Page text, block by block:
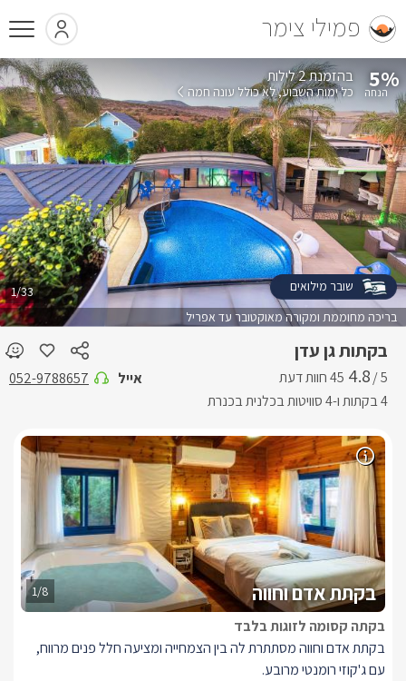
פמילי צימר
בקתות גן עדן
5 /
4.8
4 בקתות ו-4 סוויטות בכלנית בכנרת
אייל 052-9788657
בריכה מחוממת ומקורה מאוקטובר עד אפריל
1/33
5% בהזמנת 2 לילות
כל ימות השבוע לא כולל עונה חמה
שובר מילואים
1/8 בקתת אדם וחווה
בקתה קסומה לזוגות בלבד
בקתת אדם וחווה מסתתרת לה בין הצמחייה ומציעה חלל פנים מרווח,
עם ג'קוזי רומנטי מרובע.